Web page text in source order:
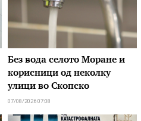
Без вода селото Моране и
корисници од неколку
улици во Скопско
07/08/2026 07:08